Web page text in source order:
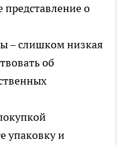
представление о
– слишком низкая
об
упаковку и